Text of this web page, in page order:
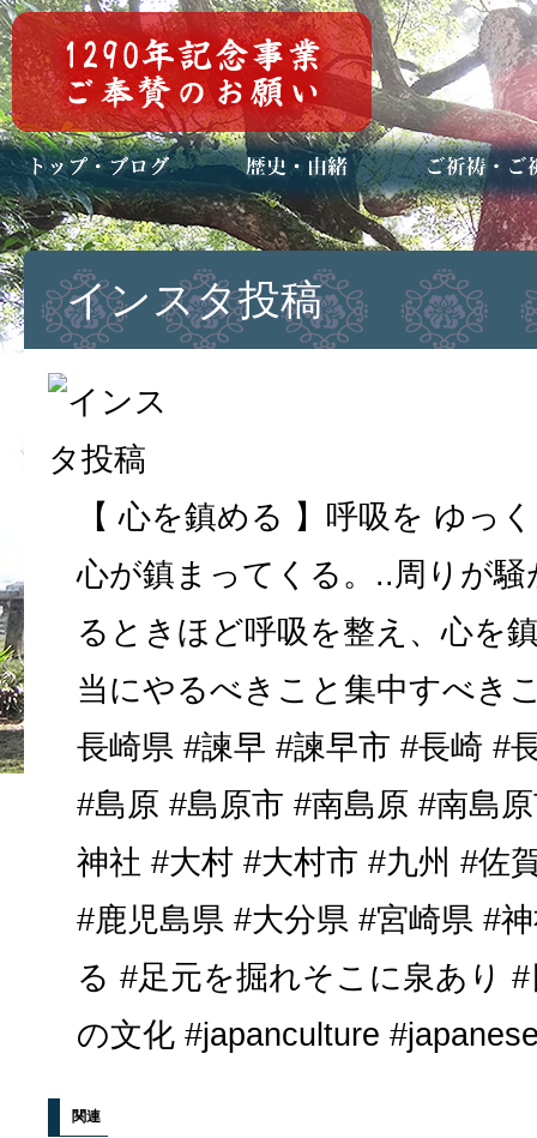
トップページ
ブログ(日々八百万)
お知らせ一覧 歴史・ご祭神
年中行事
メディア掲載 ご祈祷・ご祈
安産祈願
初宮参り
七五三詣
長寿のお祝い
神前結婚式
厄祓い・方位
車のお祓い
地鎮祭
神葬祭（神式
インスタ投稿
【 心を鎮める 】呼吸を ゆっ
心が鎮まってくる。..周りが
るときほど呼吸を整え、心を
当にやるべきこと集中すべき
長崎県 #諫早 #諫早市 #長崎 #
#島原 #島原市 #南島原 #南島
神社 #大村 #大村市 #九州 #佐
#鹿児島県 #大分県 #宮崎県 #
る #足元を掘れそこに泉あり
の文化 #japanculture
関連